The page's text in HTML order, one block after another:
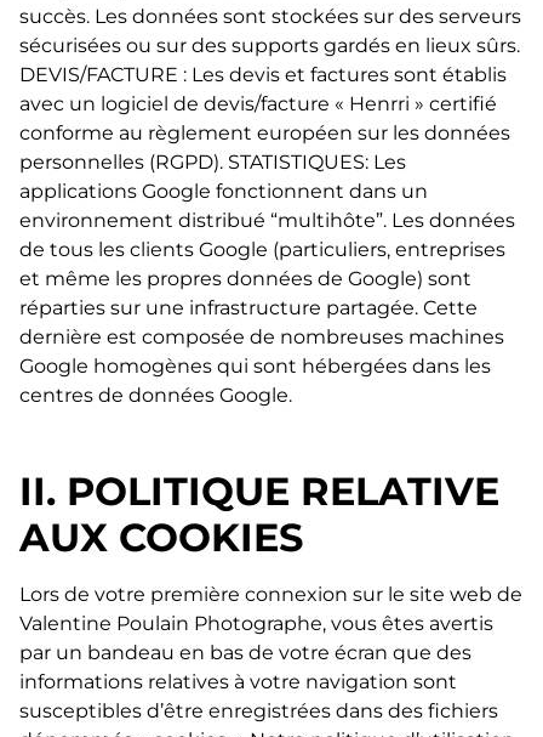
succès. Les données sont stockées sur des serveurs
sécurisées ou sur des supports gardés en lieux sûrs.
DEVIS/FACTURE : Les devis et factures sont établis
avec un logiciel de devis/facture « Henrri » certifié
conforme au règlement européen sur les données
personnelles (RGPD). STATISTIQUES: Les
applications Google fonctionnent dans un
environnement distribué “multihôte”. Les données
de tous les clients Google (particuliers, entreprises
et même les propres données de Google) sont
réparties sur une infrastructure partagée. Cette
dernière est composée de nombreuses machines
Google homogènes qui sont hébergées dans les
centres de données Google.
II. POLITIQUE RELATIVE
AUX COOKIES
Lors de votre première connexion sur le site web de
Valentine Poulain Photographe, vous êtes avertis
par un bandeau en bas de votre écran que des
informations relatives à votre navigation sont
susceptibles d’être enregistrées dans des fichiers